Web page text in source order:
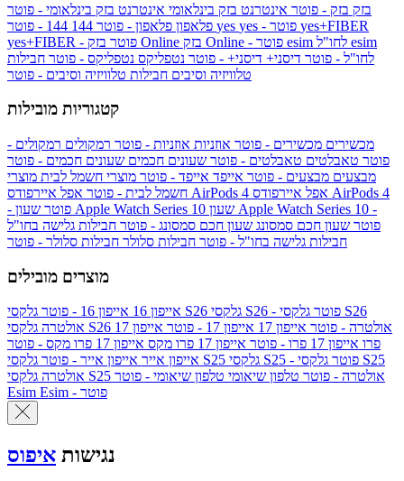
בזק בזק - פוטר אינטרנט בזק בינלאומי אינטרנט בזק בינלאומי - פוטר
פלאפון פלאפון - פוטר 144 yes
yes+FIBER
yes+FIBER - פוטר בזק Online
esim
לחו"ל - פוטר דיסני+ דיסני+ - פוטר נטפליקס נטפליקס - פוטר חבילות
טלוויזיה וסיבים חבילות טלוויזיה וסיבים - פוטר
קטגוריות מובילות
מכשירים מכשירים - פוטר אוזניות אוזניות - פוטר רמקולים רמקולים -
פוטר טאבלטים טאבלטים - פוטר שעונים חכמים שעונים חכמים - פוטר
מבצעים מבצעים - פוטר אייפד אייפד - פוטר מוצרי חשמל לבית מוצרי
חשמל לבית - פוטר אפל איירפודס AirPods 4 אפל איירפודס AirPods 4
- פוטר שעון Apple Watch Series 10 שעון Apple Watch Series 10 -
פוטר שעון חכם סמסונג שעון חכם סמסונג - פוטר חבילות גלישה בחו"ל
חבילות גלישה בחו"ל - פוטר חבילות סלולר חבילות סלולר - פוטר
מוצרים מובילים
אייפון 16 אייפון 16 - פוטר גלקסי S26 גלקסי S26 - פוטר גלקסי S26
אולטרה
גלקסי S26 אולטרה - פוטר אייפון 17 אייפון 17 - פוטר
אייפון 17
פרו אייפון 17 פרו - פוטר אייפון 17 פרו מקס
אייפון 17 פרו מקס - פוטר
אייפון אייר אייפון אייר - פוטר גלקסי S25 גלקסי S25 - פוטר גלקסי S25
אולטרה
גלקסי S25 אולטרה - פוטר טלפון שיאומי טלפון שיאומי - פוטר
Esim
Esim - פוטר
נגישות איפוס